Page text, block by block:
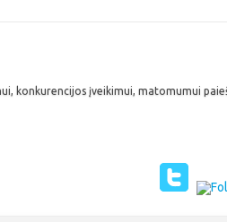
konkurencijos įveikimui, matomumui